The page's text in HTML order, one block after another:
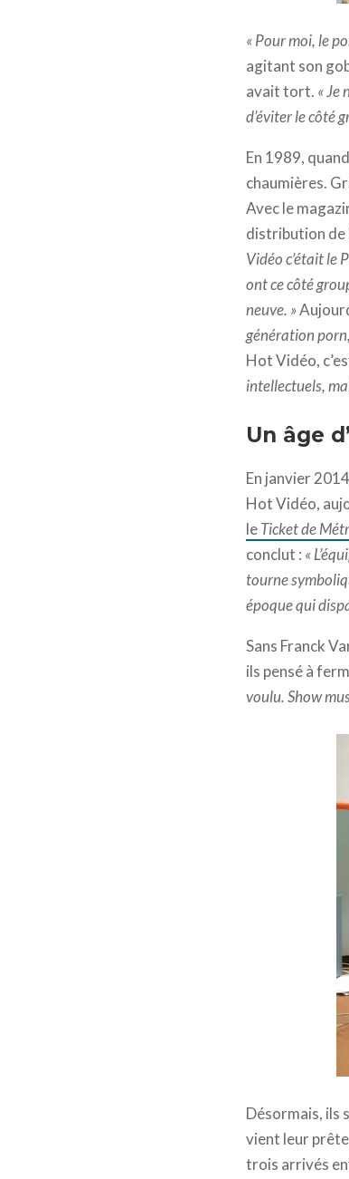
« Pour moi, le
agitant son
avait tort. « Je
d’éviter le côté
En 1989,
chaumières.
Avec le
distribution de
Vidéo c’était le
ont ce côté
neuve. »
génération porn,
Hot Vidéo,
intellectuels,
Un âge
En janvier
Hot Vidéo,
leTicket de
conclut : «
tourne
époque qui
Sans Franck
ils pensé à
voulu. Show
Désormais, ils
vient leur
trois arrivés